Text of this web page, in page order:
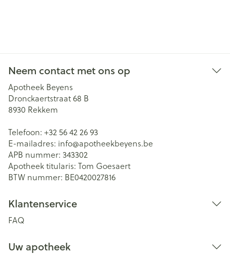
Neem contact met ons op
Apotheek Beyens
Dronckaertstraat 68 B
8930 Rekkem
Telefoon: +32 56 42 26 93
E-mailadres: info@apotheekbeyens.be
APB nummer: 343302
Apotheek titularis: Tom Goesaert
BTW nummer: BE0420027816
Klantenservice
FAQ
Uw apotheek